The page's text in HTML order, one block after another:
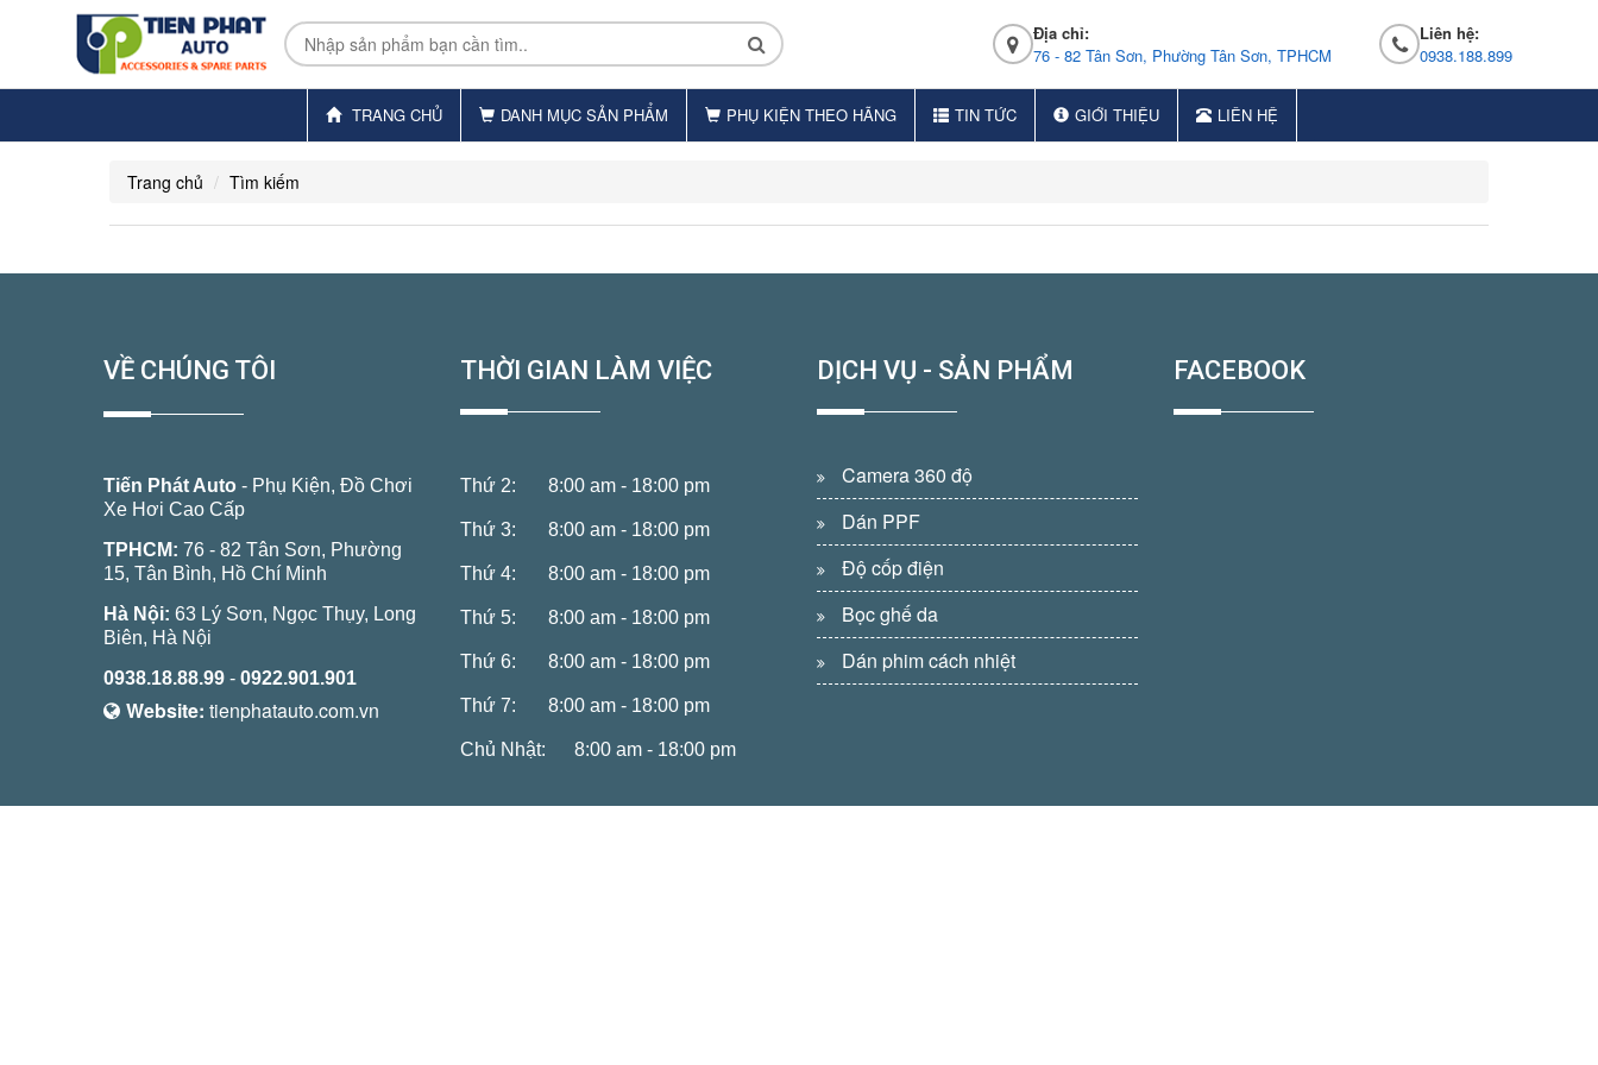
Địa chỉ:
76 - 82 Tân Sơn, Phường Tân Sơn, TPHCM
Liên hệ:
0938.188.899
TRANG CHỦ DANH MỤC SẢN PHẨM PHỤ KIỆN THEO HÃNG TIN TỨC GIỚI THIỆU LIÊN HỆ
Trang chủ Tìm kiếm
VỀ CHÚNG TÔI
Tiến Phát Auto - Phụ Kiện, Đồ Chơi
Xe Hơi Cao Cấp
TPHCM: 76 - 82 Tân Sơn, Phường
15, Tân Bình, Hồ Chí Minh
Hà Nội: 63 Lý Sơn, Ngọc Thụy, Long
Biên, Hà Nội
0938.18.88.99 - 0922.901.901
Website: tienphatauto.com.vn
THỜI GIAN LÀM VIỆC
Thứ 2: 8:00 am - 18:00 pm
Thứ 3: 8:00 am - 18:00 pm
Thứ 4: 8:00 am - 18:00 pm
Thứ 5: 8:00 am - 18:00 pm
Thứ 6: 8:00 am - 18:00 pm
Thứ 7: 8:00 am - 18:00 pm
Chủ Nhật: 8:00 am - 18:00 pm
DỊCH VỤ - SẢN PHẨM
Camera 360 độ
Dán PPF
Độ cốp điện
Bọc ghế da
Dán phim cách nhiệt
FACEBOOK